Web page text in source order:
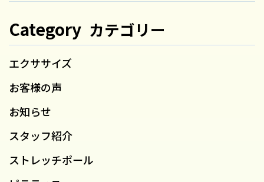
Category カテゴリー
エクササイズ
お客様の声
お知らせ
スタッフ紹介
ストレッチポール